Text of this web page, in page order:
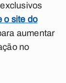
o site do
aumentar
no